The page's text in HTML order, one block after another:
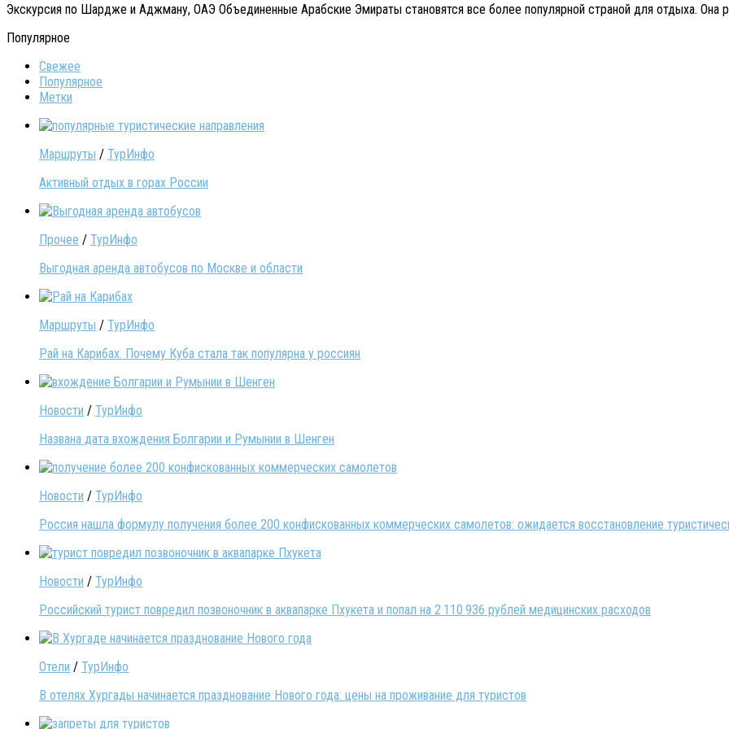
Экскурсия по Шардже и Аджману, ОАЭ Объединенные Арабские Эмираты становятся все более популярной страной для отдыха. Она
Популярное
Свежее
Популярное
Метки
Маршруты / ТурИнфо
Активный отдых в горах России
Прочее / ТурИнфо
Выгодная аренда автобусов по Москве и области
Маршруты / ТурИнфо
Рай на Карибах. Почему Куба стала так популярна у россиян
Новости / ТурИнфо
Названа дата вхождения Болгарии и Румынии в Шенген
Новости / ТурИнфо
Россия нашла формулу получения более 200 конфискованных коммерческих самолетов: ожидается восстановление
Новости / ТурИнфо
Российский турист повредил позвоночник в аквапарке Пхукета и попал на 2 110 936 рублей медицинских расходов
Отели / ТурИнфо
В отелях Хургады начинается празднование Нового года: цены на проживание для туристов